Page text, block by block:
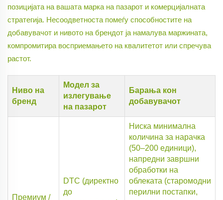
позицијата на вашата марка на пазарот и комерцијалната
стратегија. Несоодветноста помеѓу способностите на
добавувачот и нивото на брендот ја намалува маржината,
компромитира восприемањето на квалитетот или спречува
растот.
Ниво на
бренд
Модел за
излегување
на пазарот
Барања кон
добавувачот
Премиум /
DTC (директно
до
Ниска минимална
количина за нарачка
(50–200 единици),
напредни завршни
обработки на
облеката (старомодни
перилни постапки,